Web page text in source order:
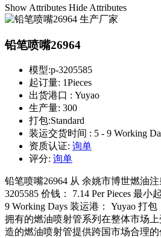
Show Attributes Hide Attributes
铅笔喷嘴26964
模型:p-3205585
起订量: 1Pieces
出货港口 : Yuyao
生产量: 300
打包:Standard
装运交货时间 : 5 - 9 Working
资质认证: 询单
评分: 询单
铅笔喷嘴26964 从 余姚市博世燃油
3205585 价钱： 7.14 Per Pieces 最
9 Working Days 装运港： Yuyao 打
拥有的燃油喷射管系列在整体市场
造的燃油喷射管提供跨国市场合理